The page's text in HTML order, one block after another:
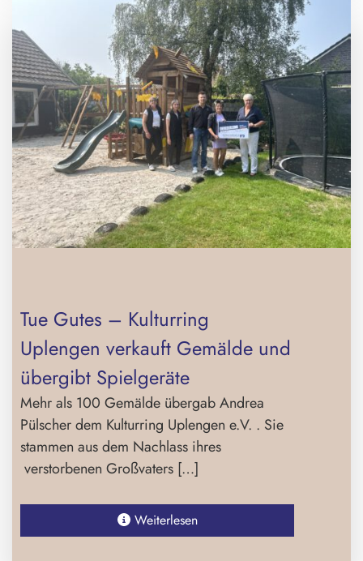
Tue Gutes – Kulturring
Uplengen verkauft Gemälde und
übergibt Spielgeräte
Mehr als 100 Gemälde übergab Andrea
Pülscher dem Kulturring Uplengen e.V. . Sie
stammen aus dem Nachlass ihres
verstorbenen Großvaters […]
Weiterlesen